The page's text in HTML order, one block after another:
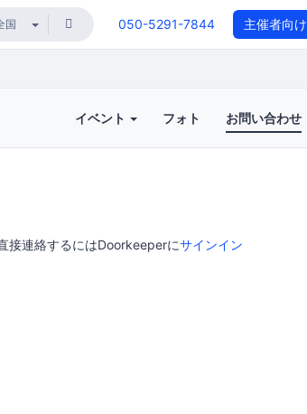
050-5291-7844 主催者向け
イベント フォト お問い合わせ
接連絡するにはDoorkeeperにサインイン